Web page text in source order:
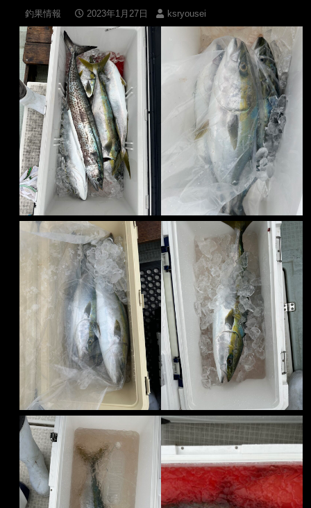
釣果情報 2023年1月27日 ksryousei